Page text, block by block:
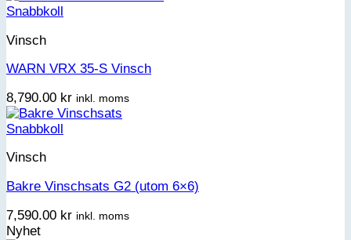
Snabbkoll
Vinsch
WARN VRX 35-S Vinsch
8,790.00 kr inkl. moms
Snabbkoll
Vinsch
Bakre Vinschsats G2 (utom 6×6)
7,590.00 kr inkl. moms
Nyhet